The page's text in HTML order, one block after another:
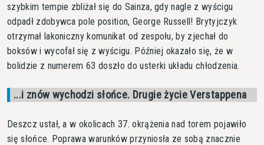
szybkim tempie zbliżał się do Sainza, gdy nagle z wyścigu
odpadł zdobywca pole position, George Russell! Brytyjczyk
otrzymał lakoniczny komunikat od zespołu, by zjechał do
boksów i wycofał się z wyścigu. Później okazało się, że w
bolidzie z numerem 63 doszło do usterki układu chłodzenia.
...i znów wychodzi słońce. Drugie życie Verstappena
Deszcz ustał, a w okolicach 37. okrążenia nad torem pojawiło
się słońce. Poprawa warunków przyniosła ze sobą znacznie